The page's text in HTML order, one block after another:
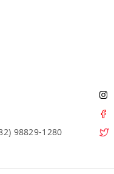
98829-1280